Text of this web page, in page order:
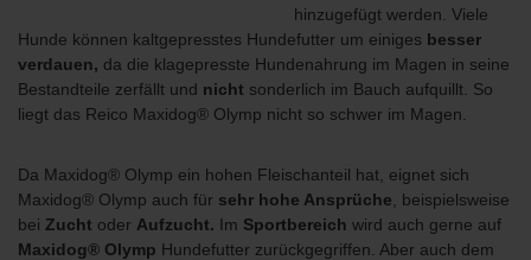
hinzugefügt werden. Viele
Hunde können kaltgepresstes Hundefutter um einiges besser
verdauen, da die klagepresste Hundenahrung im Magen in seine
Bestandteile zerfällt und nicht sonderlich im Bauch aufquillt. So
liegt das Reico Maxidog® Olymp nicht so schwer im Magen.
Da Maxidog® Olymp ein hohen Fleischanteil hat , eignet sich
Maxidog® Olymp auch für sehr hohe Ansprüche , beispielsweise
bei Zucht oder Aufzucht. Im Sportbereich wird auch gerne auf
Maxidog® Olymp Hundefutter zurückgegriffen . Aber auch dem